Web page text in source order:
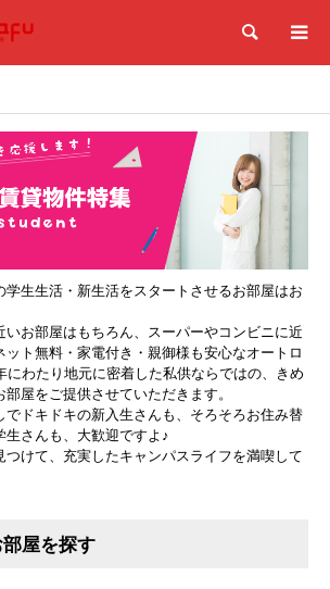
検索
生生活・新生活をスタートさせるお部屋はお
お部屋はもちろん、スーパーやコンビニに近
ット無料・家電付き・親御様も安心なオートロ
にわたり地元に密着した私供ならではの、きめ
屋をご提供させていただきます。
でドキドキの新入生さんも、そろそろお住み替
生さんも、大歓迎ですよ♪
けて、充実したキャンパスライフを満喫して
屋を探す